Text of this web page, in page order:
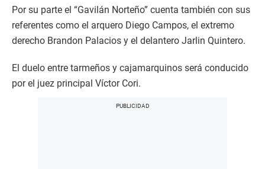
Por su parte el “Gavilán Norteño” cuenta también con sus
referentes como el arquero Diego Campos, el extremo
derecho Brandon Palacios y el delantero Jarlin Quintero.
El duelo entre tarmeños y cajamarquinos será conducido
por el juez principal Víctor Cori.